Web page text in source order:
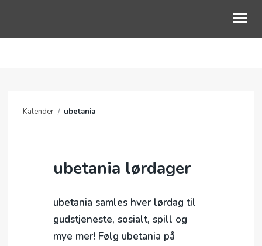
FOR DEG
KALENDER
FØLG OSS PÅ LINKTR.EE
Kalender / ubetania
ubetania lørdager
ubetania samles hver lørdag til
gudstjeneste, sosialt, spill og
mye mer! Følg ubetania på